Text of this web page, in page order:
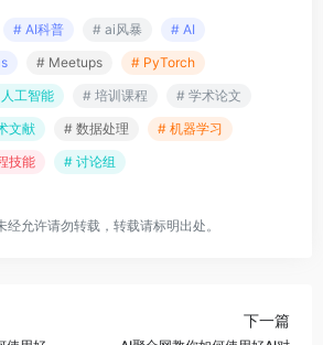
# AI科普 # ai风暴
# AI
# Meetups
# PyTorch
工智能 # 培训课程
# 学术论文
文献 # 数据处理
# 机器学习
技能 # 讨论组
允许请勿转载，转载请标明出处。
下一篇